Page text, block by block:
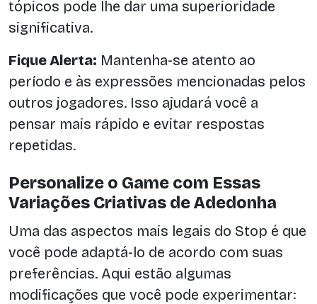
tópicos pode lhe dar uma superioridade
significativa.
Fique Alerta: Mantenha-se atento ao
período e às expressões mencionadas pelos
outros jogadores. Isso ajudará você a
pensar mais rápido e evitar respostas
repetidas.
Personalize o Game com Essas
Variações Criativas de Adedonha
Uma das aspectos mais legais do Stop é que
você pode adaptá-lo de acordo com suas
preferências. Aqui estão algumas
modificações que você pode experimentar: